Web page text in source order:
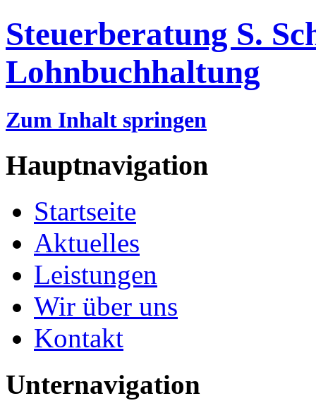
Steuerberatung S.
Lohnbuchhaltung
Zum Inhalt springen
Hauptnavigation
Startseite
Aktuelles
Leistungen
Wir über uns
Kontakt
Unternavigation